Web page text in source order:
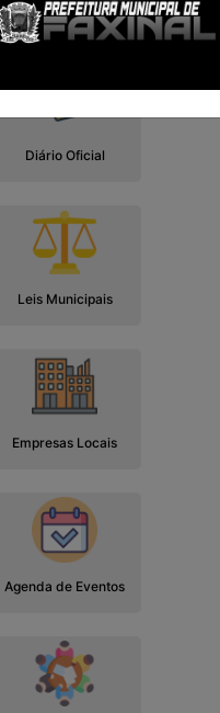
Diário Oficial
Leis Municipais
Empresas Locais
Agenda de Eventos